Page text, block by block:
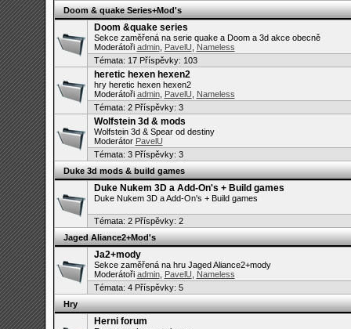
Doom & quake Series+Mod's
Doom &quake series
Sekce zaměřená na serie quake a Doom a 3d akce obecně
Moderátoři admin, PavelU
Nameless
Témata: 17 Příspěvky: 103
heretic hexen hexen2
hry heretic hexen hexen2
Moderátoři admin, PavelU
Nameless
Témata: 2 Příspěvky: 3
Wolfstein 3d & mods
Wolfstein 3d & Spear od destiny
Moderátor PavelU
Témata: 3 Příspěvky: 3
Duke 3d mods & build games
Duke Nukem 3D a Add-On's + Build games
Duke Nukem 3D a Add-On's + Build games
Témata: 2 Příspěvky: 2
Jaged Aliance2+Mod's
Ja2+mody
Sekce zaměřená na hru Jaged Aliance2+mody
Moderátoři admin, PavelU
Nameless
Témata: 4 Příspěvky: 5
Hry
Herni forum